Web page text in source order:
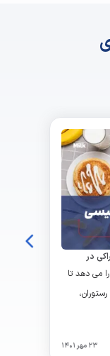
لغت خوراکی در
می دهد تا
۲۳ مهر ۱۴۰۱